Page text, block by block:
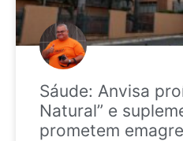
Sáude: Anvisa
Natural” e
prometem